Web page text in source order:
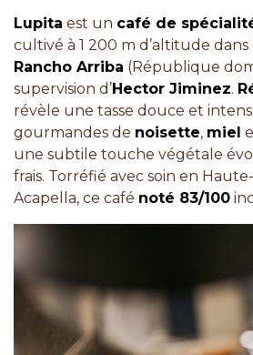
Lupita est un café de
cultivé à 1 200 m d’altitude
Rancho Arriba (République
supervision d’Hector Jiminez.
révèle une tasse douce et
gourmandes de noisette, miel
une subtile touche végétale
frais. Torréfié avec soin en
Acapella, ce café noté 83/100